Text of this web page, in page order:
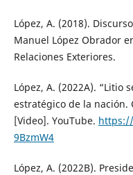
López, A. (2018).
Manuel López Obrador
Relaciones Exteriores.
López, A. (2022A). “Litio
estratégico de la nación.
[Video]. YouTube.
9BzmW4
López, A. (2022B).